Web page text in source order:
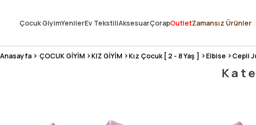
3 MİLYONDAN FAZLA MUTLU MÜŞTERİ ❤️ 10 MİLYON ÜRÜN
Çocuk GiyimYenilerEv TekstiliAksesuarÇorapOutletZamansız Ürünler
Anasayfa ÇOCUK GİYİM KIZ GİYİM Kız Çocuk [ 2 - 8 Yaş ] Elbise Cepli